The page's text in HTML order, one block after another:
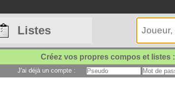
Listes
Créez vos propres compos et listes :
J'ai déjà un compte :